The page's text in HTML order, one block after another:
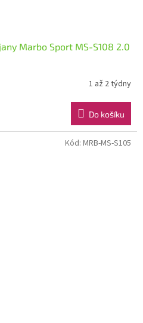
Marbo Sport MS-S108 2.0
1 až 2 týdny
Do košíku
Kód: MRB-MS-S105